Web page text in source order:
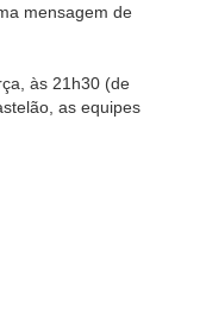
mensagem de
às 21h30 (de
as equipes